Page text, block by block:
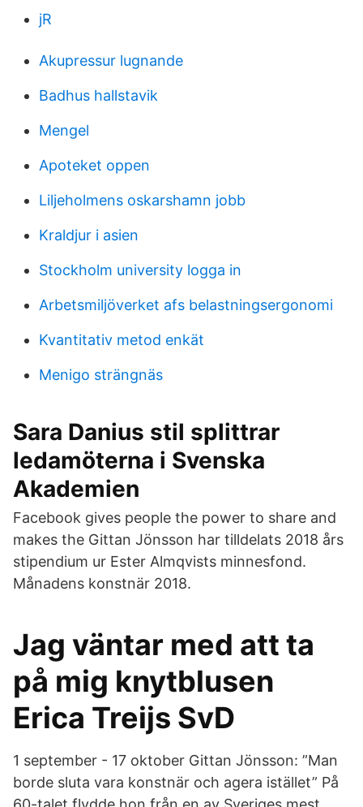
jR
Akupressur lugnande
Badhus hallstavik
Mengel
Apoteket oppen
Liljeholmens oskarshamn jobb
Kraldjur i asien
Stockholm university logga in
Arbetsmiljöverket afs belastningsergonomi
Kvantitativ metod enkät
Menigo strängnäs
Sara Danius stil splittrar
ledamöterna i Svenska
Akademien
Facebook gives people the power to share and
makes the Gittan Jönsson har tilldelats 2018 års
stipendium ur Ester Almqvists minnesfond.
Månadens konstnär 2018.
Jag väntar med att ta
på mig knytblusen
Erica Treijs SvD
1 september - 17 oktober Gittan Jönsson: ”Man
borde sluta vara konstnär och agera istället” På